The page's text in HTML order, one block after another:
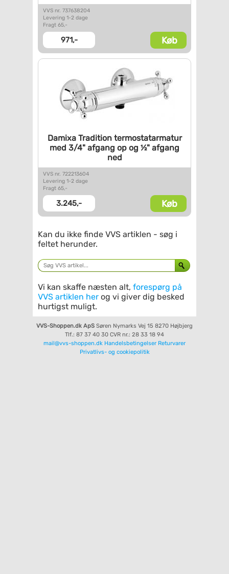
VVS nr. 737638204
Levering 1-2 dage
Fragt 65,-
971,- Køb
Damixa Traditiontermostatarmatur
med 3/4" afgang op og ½" afgang
ned
VVS nr. 722213604
Levering 1-2 dage
Fragt 65,-
3.245,- Køb
Kan du ikke finde VVS artiklen - søg i
feltet herunder.
Vi kan skaffe næsten alt, forespørg på
VVS artiklen her og vi giver dig besked
hurtigst muligt.
VVS-Shoppen.dk ApS Søren Nymarks Vej 15 8270 Højbjerg
Tlf.: 87 37 40 30 CVR nr.: 28 33 18 94
mail@vvs-shoppen.dk Handelsbetingelser Returvarer
Privatlivs- og cookiepolitik